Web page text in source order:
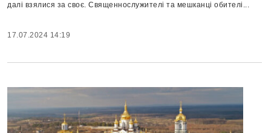
далі взялися за своє. Священнослужителі та мешканці обителі...
17.07.2024 14:19